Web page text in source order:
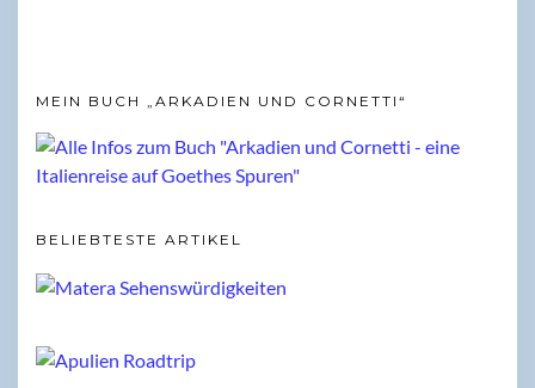
MEIN BUCH „ARKADIEN UND CORNETTI“
BELIEBTESTE ARTIKEL